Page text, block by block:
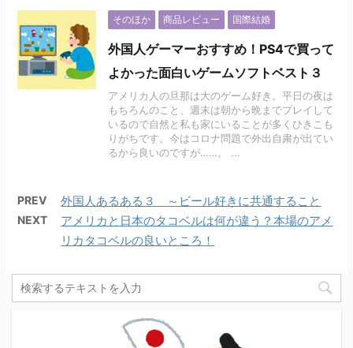
そのほか 商品レビュー 国際結婚
外国人ゲーマーおすすめ！PS4で買って
よかった面白いゲームソフトベスト３
アメリカ人の旦那は大のゲーム好き。平日の夜は
もちろんのこと、週末は朝から晩までプレイして
いるので自然と私も家にいることが多くひきこも
りがちです。今はコロナ問題で外出自粛が出てい
るから良いのですが……。 ...
PREV 外国人あるある３ ～ビール好きに共通すること
NEXT
アメリカと日本のタコベルは何が違う？本場のアメ
リカタコベルの良いところ！